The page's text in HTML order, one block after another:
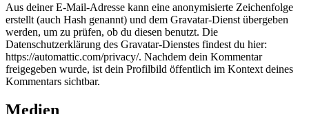
Aus deiner E-Mail-Adresse kann eine anonymisierte Zeichenfolge
erstellt (auch Hash genannt) und dem Gravatar-Dienst übergeben
werden, um zu prüfen, ob du diesen benutzt. Die
Datenschutzerklärung des Gravatar-Dienstes findest du hier:
https://automattic.com/privacy/. Nachdem dein Kommentar
freigegeben wurde, ist dein Profilbild öffentlich im Kontext deines
Kommentars sichtbar.
Medien